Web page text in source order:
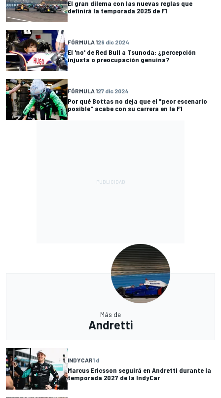
El gran dilema con las nuevas reglas que
definirá la temporada 2025 de F1
FÓRMULA 129 dic 2024
El 'no' de Red Bull a Tsunoda: ¿percepción
injusta o preocupación genuina?
FÓRMULA 127 dic 2024
Por qué Bottas no deja que el "peor escenario
posible" acabe con su carrera en la F1
Más de
Andretti
INDYCAR1 d
Marcus Ericsson seguirá en Andretti durante la
temporada 2027 de la IndyCar